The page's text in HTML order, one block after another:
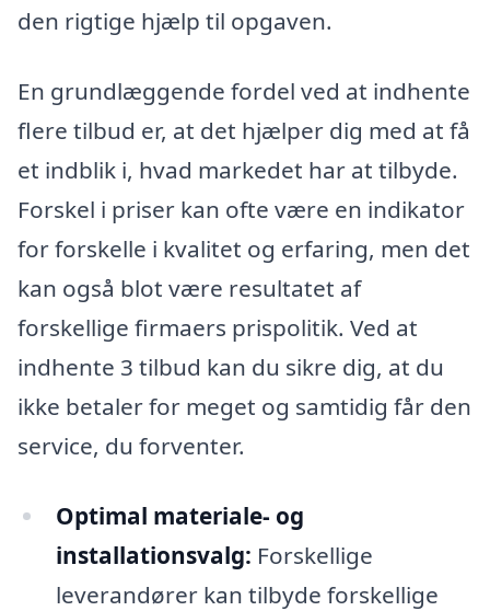
den rigtige hjælp til opgaven.
En grundlæggende fordel ved at indhente
flere tilbud er, at det hjælper dig med at få
et indblik i, hvad markedet har at tilbyde.
Forskel i priser kan ofte være en indikator
for forskelle i kvalitet og erfaring, men det
kan også blot være resultatet af
forskellige firmaers prispolitik. Ved at
indhente 3 tilbud kan du sikre dig, at du
ikke betaler for meget og samtidig får den
service, du forventer.
Optimal materiale- og
installationsvalg: Forskellige
leverandører kan tilbyde forskellige